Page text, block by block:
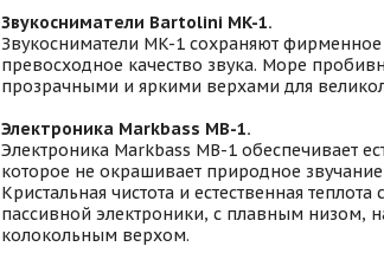
Звукосниматели Bartolini MK-1.
Звукосниматели MK-1 сохраняют
превосходное качество звука. Море
прозрачными и яркими верхами для
Электроника Markbass MB-1.
Электроника Markbass MB-1 обеспечивает
которое не окрашивает природное
Кристальная чистота и естественная
пассивной электроники, с плавным низом,
колокольным верхом.